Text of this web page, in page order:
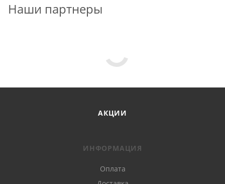
Наши партнеры
АКЦИИ
ИНФОРМАЦИЯ
Оплата